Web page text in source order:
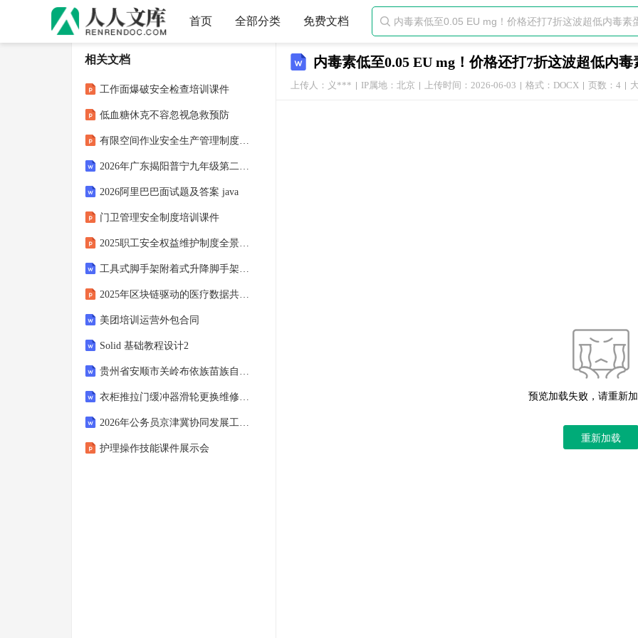
首页 全部分类 免费文档 
内毒素低至0.05 EU mg！价格还打7折这波超低内
上传人：义*** IP属地：北京 上传时间：2026-06-03 格式：DOCX 页数：4
预览加载失败，请重新
重新加载
相关文档
工作面爆破安全检查培训课件
低血糖休克不容忽视急救预防
有限空间作业安全生产管理制度培训
2026年广东揭阳普宁九年级第二次练兵考试物理试卷（含答案）
2026阿里巴巴面试题及答案 java
门卫管理安全制度培训课件
2025职工安全权益维护制度全景解读与实践指南
工具式脚手架附着式升降脚手架施工方案
2025年区块链驱动的医疗数据共享创新模式研究
美团培训运营外包合同
Solid 基础教程设计2
贵州省安顺市关岭布依族苗族自治县2025-2026学年七年级上学期语文1月期末考试试卷（含答案）
衣柜推拉门缓冲器滑轮更换维修合同协议
2026年公务员京津冀协同发展工作述职报告
护理操作技能课件展示会